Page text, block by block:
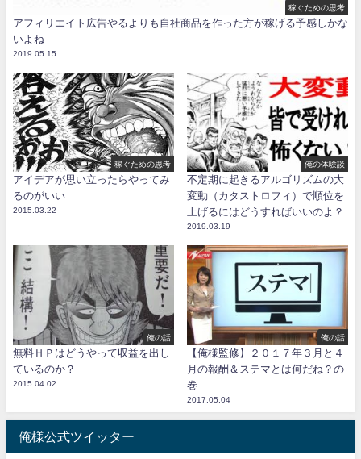
稼ぐための思考
アフィリエイト広告やるよりも自社商品を作った方が稼げる予感しかな
いよね
2019.05.15
稼ぐための思考
アイデアが思い立ったらやってみ
るのがいい
2015.03.22
俺の体験談
不定期に起きるアルゴリズムの大
変動（カタストロフィ）で順位を
上げるにはどうすればいいのよ？
2019.03.19
俺の話
無料ＨＰはどうやって収益を出し
ているのか？
2015.04.02
俺の話
【俺様監修】２０１７年３月と４
月の報酬＆ステマとは何だね？の
巻
2017.05.04
俺様公式ツイッター